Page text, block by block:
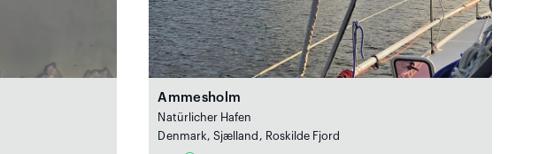
Ammesholm
Natürlicher Hafen
Denmark, Sjælland, Roskilde Fjord